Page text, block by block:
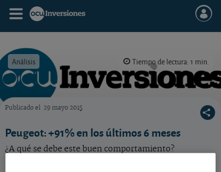
Análisis Tiempo de lectura: 1 min.
Publicado el 29 mayo 2015
Peugeot: +91% en los últimos 6 meses
¿A qué se debe este buen comportamiento?